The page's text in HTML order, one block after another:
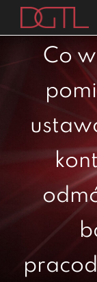
Przejdź
zawartości
publikacje
blog
kariera
Co